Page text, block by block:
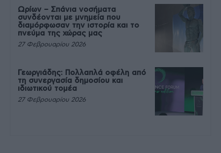
Ωρίων – Σπάνια νοσήματα
συνδέονται με μνημεία που
διαμόρφωσαν την ιστορία και το
πνεύμα της χώρας μας
27 Φεβρουαρίου 2026
Γεωργιάδης: Πολλαπλά οφέλη από
τη συνεργασία δημοσίου και
ιδιωτικού τομέα
27 Φεβρουαρίου 2026